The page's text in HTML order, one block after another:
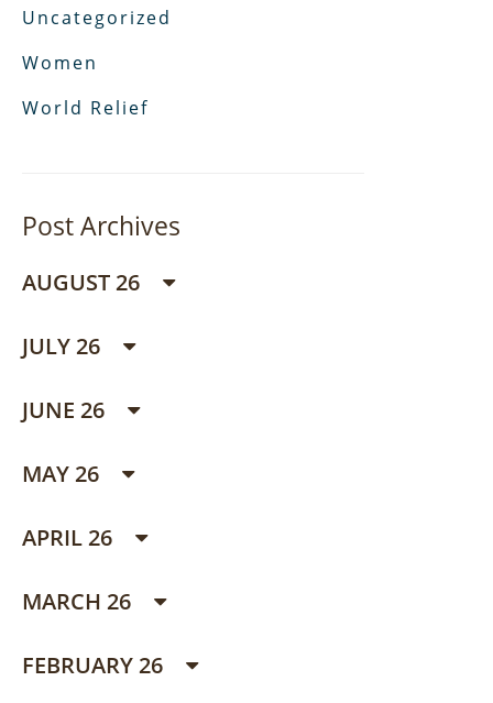
Uncategorized
Women
World Relief
Post Archives
AUGUST 26
JULY 26
JUNE 26
MAY 26
APRIL 26
MARCH 26
FEBRUARY 26